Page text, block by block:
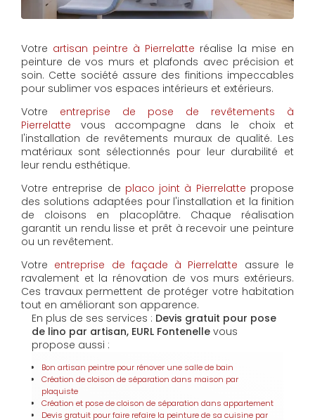
Votre artisan peintre à Pierrelatte réalise la mise en
peinture de vos murs et plafonds avec précision et
soin. Cette société assure des finitions impeccables
pour sublimer vos espaces intérieurs et extérieurs.
Votre entreprise de pose de revêtements à
Pierrelatte vous accompagne dans le choix et
l'installation de revêtements muraux de qualité. Les
matériaux sont sélectionnés pour leur durabilité et
leur rendu esthétique.
Votre entreprise de placo joint à Pierrelatte propose
des solutions adaptées pour l'installation et la finition
de cloisons en placoplâtre. Chaque réalisation
garantit un rendu lisse et prêt à recevoir une peinture
ou un revêtement.
Votre entreprise de façade à Pierrelatte assure le
ravalement et la rénovation de vos murs extérieurs.
Ces travaux permettent de protéger votre habitation
tout en améliorant son apparence.
En plus de ses services : Devis gratuit pour pose
de lino par artisan, EURL Fontenelle vous
propose aussi :
Bon artisan peintre pour rénover une salle de bain
Création de cloison de séparation dans maison par
plaquiste
Création et pose de cloison de séparation dans appartement
Devis gratuit pour faire refaire la peinture de sa cuisine par